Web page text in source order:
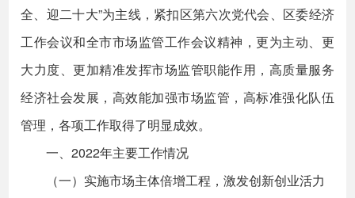
全、迎二十大”为主线，紧扣区第六次党代会、区委经济
工作会议和全市市场监管工作会议精神，更为主动、更
大力度、更加精准发挥市场监管职能作用，高质量服务
经济社会发展，高效能加强市场监管，高标准强化队伍
管理，各项工作取得了明显成效。
一、2022年主要工作情况
（一）实施市场主体倍增工程，激发创新创业活力